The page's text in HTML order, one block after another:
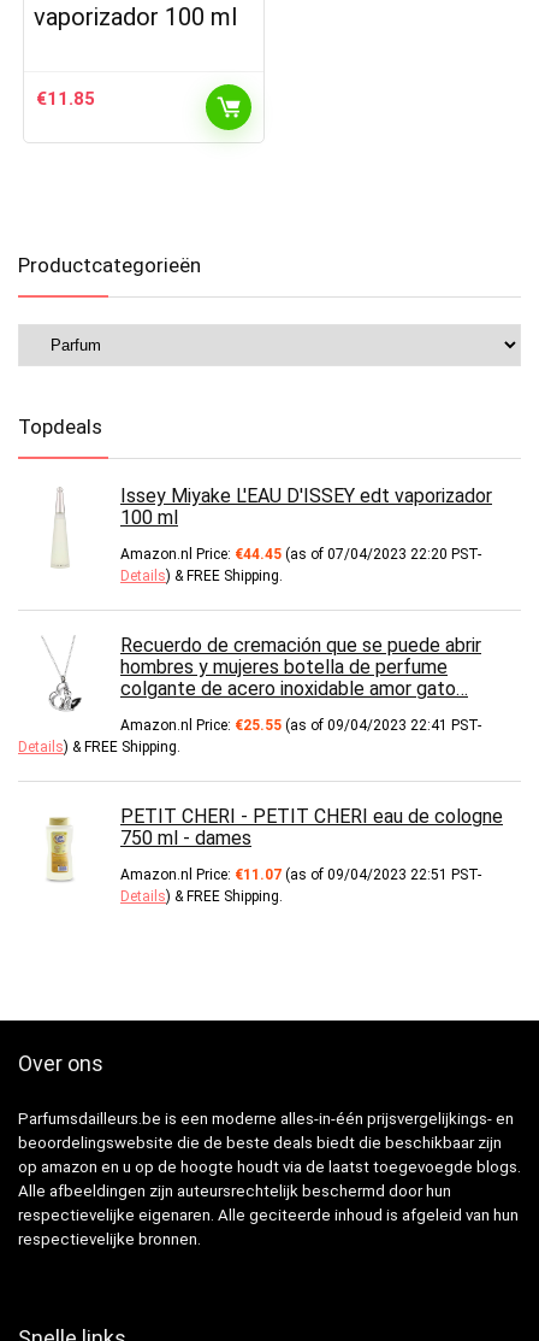
vaporizador 100 ml
€11.85
Productcategorieën
Topdeals
Issey Miyake L'EAU D'ISSEY edt vaporizador
100 ml
Amazon.nl Price: €44.45 (as of 07/04/2023 22:20 PST-
Details) & FREE Shipping.
Recuerdo de cremación que se puede abrir
hombres y mujeres botella de perfume
colgante de acero inoxidable amor gato…
Amazon.nl Price: €25.55 (as of 09/04/2023 22:41 PST-
Details) & FREE Shipping.
PETIT CHERI - PETIT CHERI eau de cologne
750 ml - dames
Amazon.nl Price: €11.07 (as of 09/04/2023 22:51 PST-
Details) & FREE Shipping.
Over ons
Parfumsdailleurs.be is een moderne alles-in-één prijsvergelijkings- en
beoordelingswebsite die de beste deals biedt die beschikbaar zijn
op amazon en u op de hoogte houdt via de laatst toegevoegde blogs.
Alle afbeeldingen zijn auteursrechtelijk beschermd door hun
respectievelijke eigenaren. Alle geciteerde inhoud is afgeleid van hun
respectievelijke bronnen.